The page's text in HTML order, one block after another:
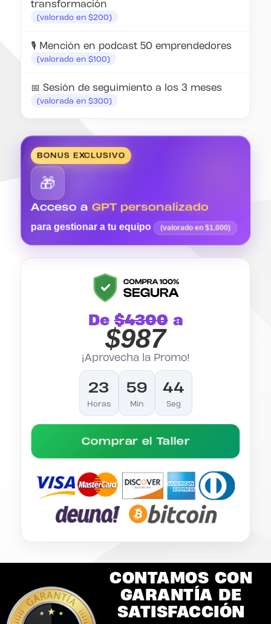
transformación
(valorado en $200)
🎙 Mención en podcast 50 emprendedores
(valorado en $100)
📅 Sesión de seguimiento a los 3 meses
(valorada en $300)
BONUS EXCLUSIVO
🎁
Acceso a GPT personalizado
para gestionar a tu equipo (valorado en $1.000)
De$4300a
$987
¡Aprovecha la Promo!
23
Horas
59
Min
43
Seg
Comprar el Taller
CONTAMOS CON
GARANTÍA DE
SATISFACCIÓN